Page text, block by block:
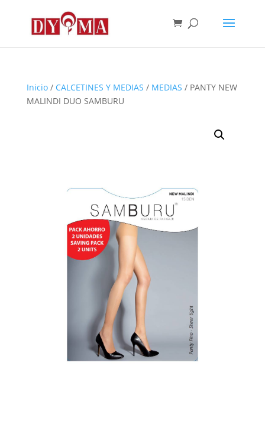
Inicio/ CALCETINES Y MEDIAS / MEDIAS / PANTY NEW
MALINDI DUO SAMBURU